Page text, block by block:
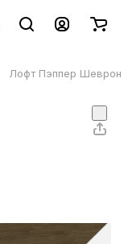
Лофт Пэппер Шеврон